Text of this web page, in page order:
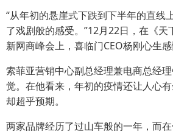
“从年初的悬崖式下跌到下半年的直线
了戏剧般的感受。”12月22日，在《
新网商峰会上，喜临门CEO杨刚心生感
索菲亚营销中心副总经理兼电商总经
觉。在他看来，年初的疫情还让人心
却超乎预期。
两家品牌经历了过山车般的一年，而